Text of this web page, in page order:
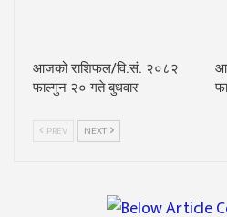
आजको राशिफल/वि.सं. २०८२
फाल्गुन २० गते बुधवार
PREV NEXT